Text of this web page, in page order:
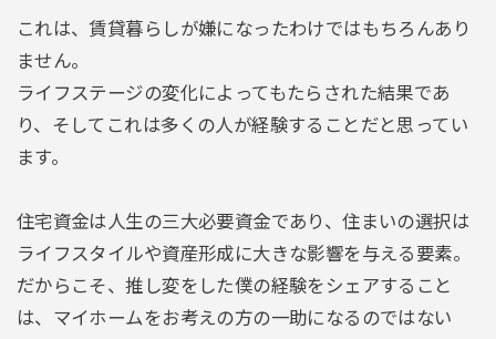
これは、賃貸暮らしが嫌になったわけではもちろんあり
ません。
ライフステージの変化によってもたらされた結果であ
り、そしてこれは多くの人が経験することだと思ってい
ます。
住宅資金は人生の三大必要資金であり、住まいの選択は
ライフスタイルや資産形成に大きな影響を与える要素。
だからこそ、推し変をした僕の経験をシェアすること
は、マイホームをお考えの方の一助になるのではない